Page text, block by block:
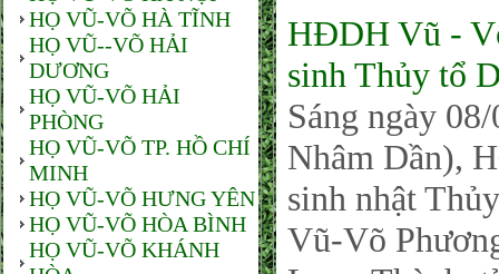
HỌ VŨ-VÕ HÀ TĨNH
HỌ VŨ--VÕ HẢI
DƯƠNG
HỌ VŨ-VÕ HẢI
PHÒNG
HỌ VŨ-VÕ TP. HỒ CHÍ
MINH
HỌ VŨ-VÕ HƯNG YÊN
HỌ VŨ-VÕ HÒA BÌNH
HỌ VŨ-VÕ KHÁNH
HĐDH Vũ -
sinh Thủy tổ
Sáng ngày
Nhâm Dần),
sinh nhật
Vũ-Võ